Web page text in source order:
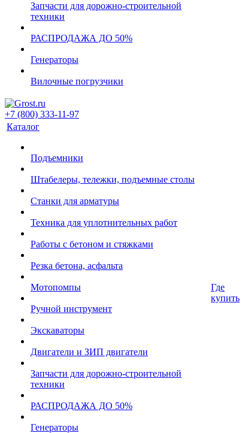
Запчасти для дорожно-строительной
техники
РАСПРОДАЖА ДО 50%
Генераторы
Вилочные погрузчики
+7 (800) 333-11-97
Каталог
Подъемники
Штабелеры, тележки, подъемные столы
Станки для арматуры
Техника для уплотнительных работ
Работы с бетоном и стяжками
Резка бетона, асфальта
Мотопомпы
Ручной инструмент
Экскаваторы
Двигатели и ЗИП двигатели
Запчасти для дорожно-строительной
техники
РАСПРОДАЖА ДО 50%
Генераторы
Где
купить